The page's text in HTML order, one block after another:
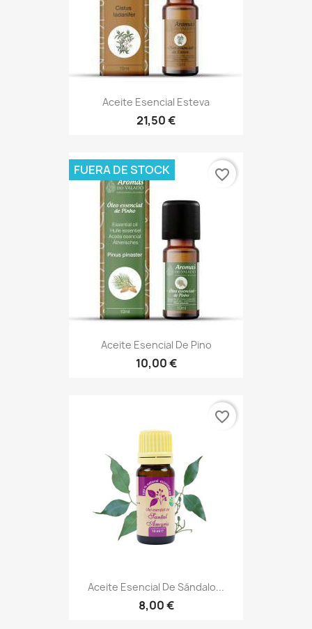
Aceite Esencial Esteva
21,50 €
Aceite Esencial De Pino
10,00 €
FUERA DE STOCK favorite_border
Aceite Esencial De Sándalo...
8,00 €
favorite_border